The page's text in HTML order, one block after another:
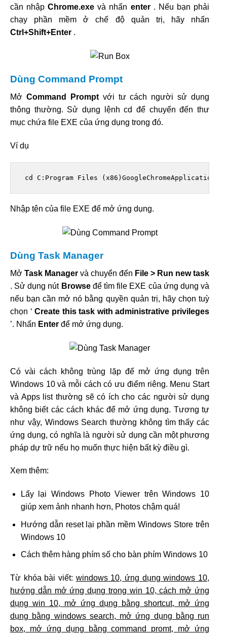
cần nhậpChrome.exevà nhấn enter . Nếu bạn phải
chạy phần mềm ở chế độ quản trị, hãy nhấn
Ctrl+Shift+Enter .
Dùng Command Prompt
Mở Command Prompt với tư cách người sử dụng
thông thường. Sử dụng lệnh cd để chuyển đến thư
mục chứa file EXE của ứng dụng trong đó.
Ví dụ
cd C:Program Files (x86)GoogleChromeApplication
Nhập tên của file EXE để mở ứng dụng.
Dùng Task Manager
Mở Task Manager và chuyển đến File > Run new task
. Sử dụng nút Browse để tìm file EXE của ứng dụng và
nếu bạn cần mở nó bằng quyền quản trị, hãy chọn tuỳ
chọn ‘Create this task with administrative privileges
’. Nhấn Enter để mở ứng dụng.
Có vài cách không trùng lặp để mở ứng dụng trên
Windows 10 và mỗi cách có ưu điểm riêng. Menu Start
và Apps list thường sẽ có ích cho các người sử dụng
không biết các cách khác để mở ứng dụng. Tương tự
như vậy, Windows Search thường không tìm thấy các
ứng dụng, có nghĩa là người sử dụng cần một phương
pháp dự trữ nếu họ muốn thực hiện bất kỳ điều gì.
Xem thêm:
Lấy lại Windows Photo Viewer trên Windows 10
giúp xem ảnh nhanh hơn, Photos chậm quá!
Hướng dẫn reset lại phần mềm Windows Store trên
Windows 10
Cách thêm hàng phím số cho bàn phím Windows 10
Từ khóa bài viết: windows 10, ứng dụng windows 10,
hướng dẫn mở ứng dụng trong win 10, cách mở ứng
dụng win 10, mở ứng dụng bằng shortcut, mở ứng
dụng bằng windows search, mở ứng dụng bằng run
box, mở ứng dụng bằng command promt, mở ứng